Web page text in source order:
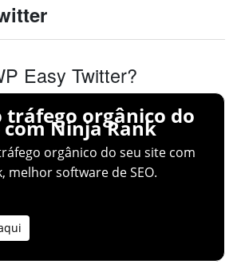
Easy Twitter?
tráfego orgânico do
com Ninja Rank
orgânico do seu site com
melhor software de SEO.